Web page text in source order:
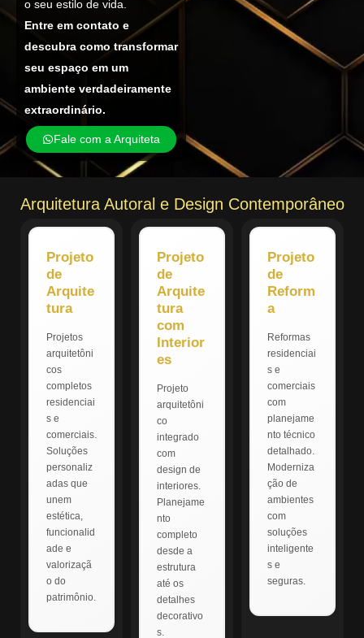
o seu estilo de vida.
Entre em contato e
descubra como transformar
seu espaço em um
ambiente verdadeiramente
extraordinário.
Fale com a Arquiteta
Arquitetura Autoral e Design Contemporâneo
Projeto
de
Arquite
tura
Projetos
arquitetôni
cos
completos
residenciai
s e
comerciais.
Soluções
personaliz
adas que
unem
estética,
funcionalid
ade e
valorizaçã
o do
patrimônio.
Projeto
de
Arquite
tura
com
Interior
es
Projeto
arquitetôni
co
integrado
com
design de
interiores.
Planejame
nto
completo
desde a
estrutura
até os
detalhes
decorativo
s.
Projeto
de
Reform
a
Reformas
residenciai
s e
comerciais
com
planejame
nto técnico
detalhado.
Moderniza
ção de
ambientes
com
soluções
inteligente
s e
seguras.